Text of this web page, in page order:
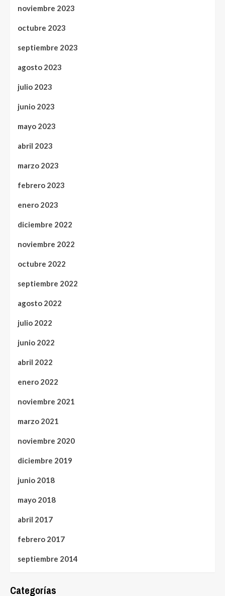
noviembre 2023
octubre 2023
septiembre 2023
agosto 2023
julio 2023
junio 2023
mayo 2023
abril 2023
marzo 2023
febrero 2023
enero 2023
diciembre 2022
noviembre 2022
octubre 2022
septiembre 2022
agosto 2022
julio 2022
junio 2022
abril 2022
enero 2022
noviembre 2021
marzo 2021
noviembre 2020
diciembre 2019
junio 2018
mayo 2018
abril 2017
febrero 2017
septiembre 2014
Categorías